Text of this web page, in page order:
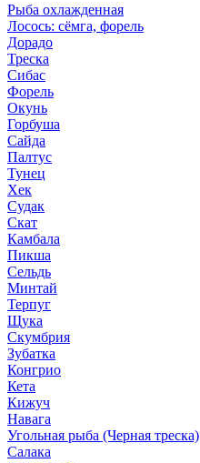
Рыба охлажденная
Лосось: сёмга, форель
Дорадо
Треска
Сибас
Форель
Окунь
Горбуша
Сайда
Палтус
Тунец
Хек
Судак
Скат
Камбала
Пикша
Сельдь
Минтай
Терпуг
Щука
Скумбрия
Зубатка
Конгрио
Кета
Кижуч
Навага
Угольная рыба (Черная треска)
Салака